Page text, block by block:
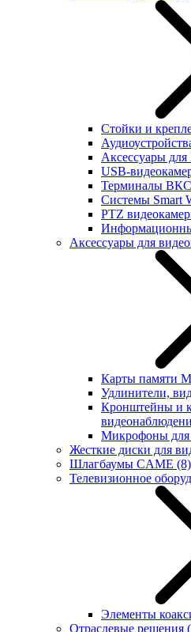
Стойки и
Аксессуары
USB-
Терминалы ВКС
Системы Smart
PTZ
Аксессуары для
Карты памяти
Удлинители,
Кронштейны и
Микрофоны для
Жесткие диски для
Шлагбаумы CAME (8)
Телевизионное
Элементы
Отраслевые решения